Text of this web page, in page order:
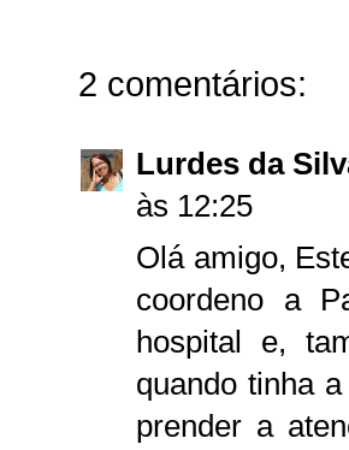
2 comentários:
Lurdes da
às 12:25
Olá amigo,
coordeno a
hospital e,
quando tinha
prender a